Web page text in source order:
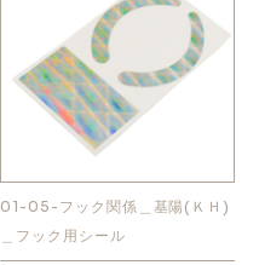
01-05-フック関係＿基陽(ＫＨ)
＿フック用シール